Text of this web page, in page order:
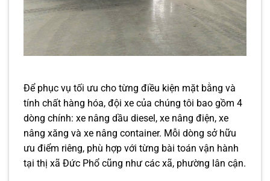
Để phục vụ tối ưu cho từng điều kiện mặt bằng và
tính chất hàng hóa, đội xe của chúng tôi bao gồm 4
dòng chính: xe nâng dầu diesel, xe nâng điện, xe
nâng xăng và xe nâng container. Mỗi dòng sở hữu
ưu điểm riêng, phù hợp với từng bài toán vận hành
tại thị xã Đức Phổ cũng như các xã, phường lân cận.